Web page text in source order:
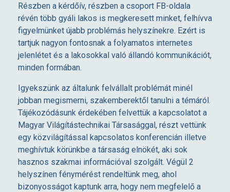
Részben a kérdőív, részben a csoport FB-oldala
révén több gyáli lakos is megkeresett minket, felhívva
figyelmünket újabb problémás helyszínekre. Ezért is
tartjuk nagyon fontosnak a folyamatos internetes
jelenlétet és a lakosokkal való állandó kommunikációt,
minden formában.
Igyekszünk az általunk felvállalt problémát minél
jobban megismerni, szakemberektől tanulni a témáról.
Tájékozódásunk érdekében felvettük a kapcsolatot a
Magyar Világítástechnikai Társasággal, részt vettünk
egy közvilágítással kapcsolatos konferencián illetve
meghívtuk körünkbe a társaság elnökét, aki sok
hasznos szakmai információval szolgált. Végül 2
helyszínen fénymérést rendeltünk meg, ahol
bizonyosságot kaptunk arra, hogy nem megfelelő a